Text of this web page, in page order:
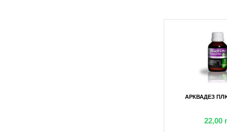
АРКВАДЕЗ
22,00